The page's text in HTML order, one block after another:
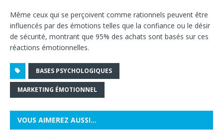
Même ceux qui se perçoivent comme rationnels peuvent être
influencés par des émotions telles que la confiance ou le désir
de sécurité, montrant que 95% des achats sont basés sur ces
réactions émotionnelles.
BASES PSYCHOLOGIQUES
MARKETING ÉMOTIONNEL
VOUS AIMEREZ AUSSI…